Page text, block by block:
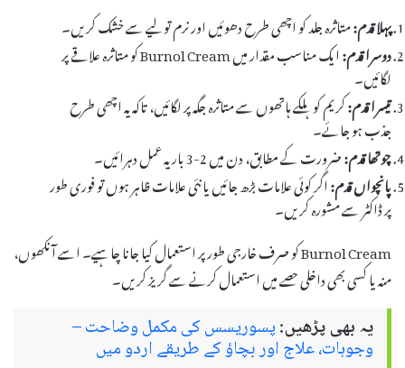
پہلا قدم:متاثرہ جلد کو اچھی طرح دھوئیں اور نرم تولیے سے خشک کریں۔
دوسرا قدم:
ایک مناسب مقدار میں Burnol Cream کو متاثرہ علاقے پر
لگائیں۔
تیسرا قدم:کریم کو ہلکے ہاتھوں سے متاثرہ جگہ پر لگائیں، تاکہ یہ اچھی طرح
جذب ہو جائے۔
چوتھا قدم:ضرورت کے مطابق، دن میں 2-3 بار یہ عمل دہرائیں۔
پانچواں قدم:اگر کوئی علامات بڑھ جائیں یا نئی علامات ظاہر ہوں تو فوری طور
پر ڈاکٹر سے مشورہ کریں۔
Burnol Cream کو صرف خارجی طور پر استعمال کیا جانا چاہیے۔ اسے آنکھوں،
منہ یا کسی بھی داخلی حصے میں استعمال کرنے سے گریز کریں۔
یہ بھی پڑھیں:پسوریسس کی مکمل وضاحت –
وجوہات، علاج اور بچاؤ کے طریقے اردو میں